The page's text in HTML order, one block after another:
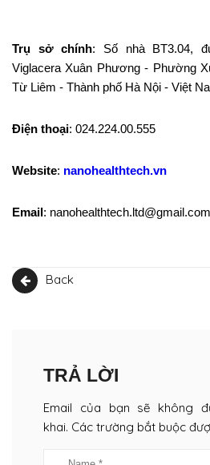
Trụ sở chính: Số nhà BT3.04,
Viglacera Xuân Phương - Phường
Từ Liêm - Thành phố Hà Nội -
Điện thoại: 024.224.00.555
Website: nanohealthtech.vn
Email:
Back
TRẢ LỜI
Email của bạn sẽ không
khai. Các trường bắt buộc